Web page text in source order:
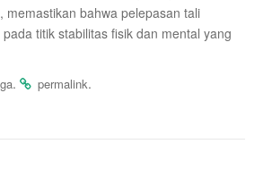
memastikan bahwa pelepasan tali
titik stabilitas fisik dan mental yang
. permalink.